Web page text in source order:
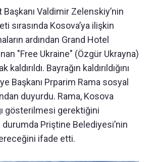
Başkanı Valdimir Zelenskiy’nin
sırasında Kosova’ya ilişkin
ardından Grand Hotel
"Free Ukraine" (Özgür Ukrayna)
kaldırıldı. Bayrağın kaldırıldığını
Başkanı Prparim Rama sosyal
duyurdu. Rama, Kosova
gösterilmesi gerektiğini
Priştine Belediyesi’nin
ifade etti.